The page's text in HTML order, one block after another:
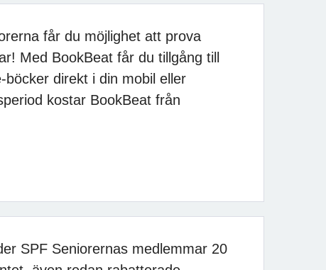
får du möjlighet att prova
Med BookBeat får du tillgång till
direkt i din mobil eller
kostar BookBeat från
SPF Seniorernas medlemmar 20